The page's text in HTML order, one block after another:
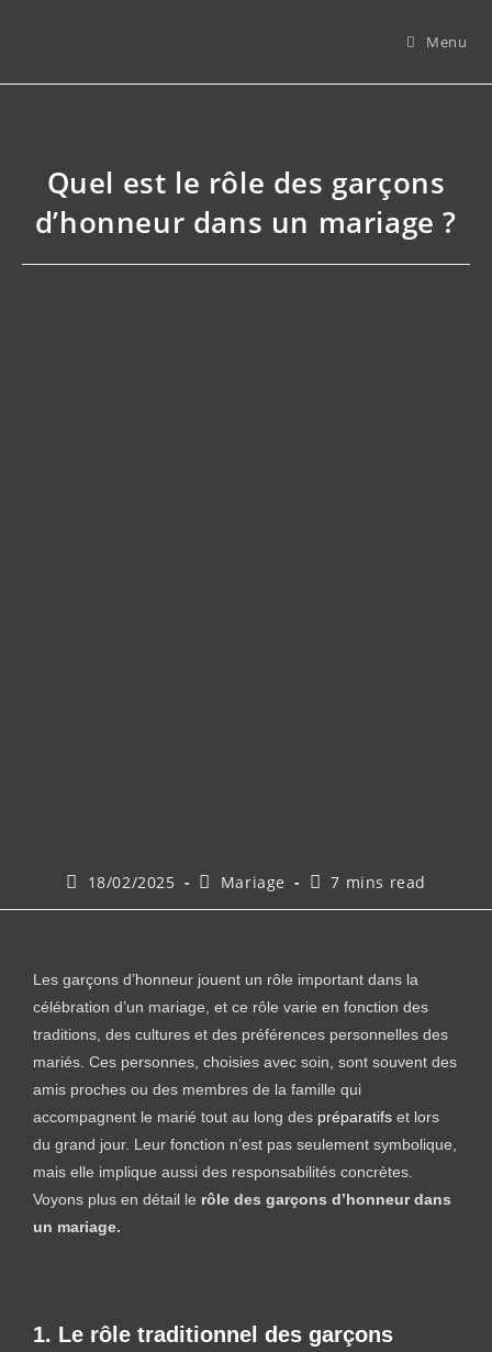
Menu
Quel est le rôle des garçons
d’honneur dans un mariage ?
18/02/2025 Mariage 7 mins read
Les garçons d’honneur jouent un rôle important dans la
célébration d’un mariage, et ce rôle varie en fonction des
traditions, des cultures et des préférences personnelles des
mariés. Ces personnes, choisies avec soin, sont souvent des
amis proches ou des membres de la famille qui
accompagnent le marié tout au long des préparatifs et lors
du grand jour. Leur fonction n’est pas seulement symbolique,
mais elle implique aussi des responsabilités concrètes.
Voyons plus en détail le rôle des garçons d’honneur dans
un mariage.
1. Le rôle traditionnel des garçons